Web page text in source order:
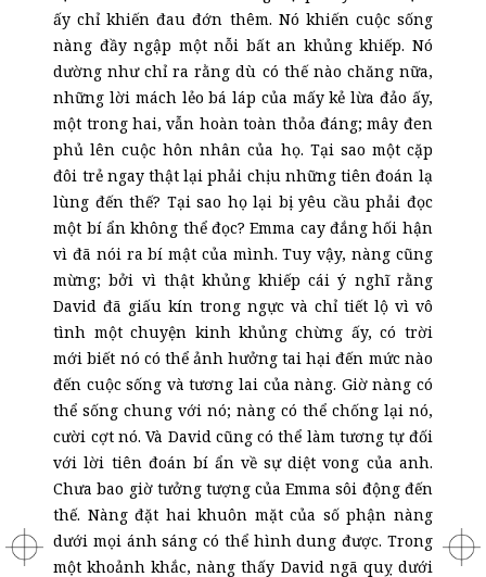
ấy chỉ khiến đau đớn thêm. Nó khiến cuộc sống
nàng đầy ngập một nỗi bất an khủng khiếp. Nó
dường như chỉ ra rằng dù có thế nào chăng nữa,
những lời mách lẻo bá láp của mấy kẻ lừa đảo ấy,
một trong hai, vẫn hoàn toàn thỏa đáng; mây đen
phủ lên cuộc hôn nhân của họ. Tại sao một cặp
đôi trẻ ngay thật lại phải chịu những tiên đoán lạ
lùng đến thế? Tại sao họ lại bị yêu cầu phải đọc
một bí ẩn không thể đọc? Emma cay đắng hối hận
vì đã nói ra bí mật của mình. Tuy vậy, nàng cũng
mừng; bởi vì thật khủng khiếp cái ý nghĩ rằng
David đã giấu kín trong ngực và chỉ tiết lộ vì vô
tình một chuyện kinh khủng chừng ấy, có trời
mới biết nó có thể ảnh hưởng tai hại đến mức nào
đến cuộc sống và tương lai của nàng. Giờ nàng có
thể sống chung với nó; nàng có thể chống lại nó,
cười cợt nó. Và David cũng có thể làm tương tự đối
với lời tiên đoán bí ẩn về sự diệt vong của anh.
Chưa bao giờ tưởng tượng của Emma sôi động đến
thế. Nàng đặt hai khuôn mặt của số phận nàng
dưới mọi ánh sáng có thể hình dung được. Trong
một khoảnh khắc, nàng thấy David ngã quỵ dưới